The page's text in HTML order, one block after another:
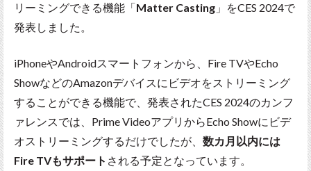
リーミングできる機能「Matter Casting 」をCES 2024で
発表しました。
iPhoneやAndroidスマートフォンから、Fire TVやEcho
ShowなどのAmazonデバイスにビデオをストリーミング
することができる機能で、発表されたCES 2024のカンフ
ァレンスでは、Prime VideoアプリからEcho Showにビデ
オストリーミングするだけでしたが、 数カ月以内には
Fire TVもサポート される予定となっています。